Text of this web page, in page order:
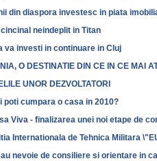
din diaspora investesc in piata
cincinal neindeplit in Titan
va investi in continuare in Cluj
O DESTINATIE DIN CE IN CE MAI
UNOR DEZVOLTATORI
poti cumpara o casa in 2010?
Viva - finalizarea unei noi etape de
Internationala de Tehnica Militara
nevoie de consiliere si orientare in